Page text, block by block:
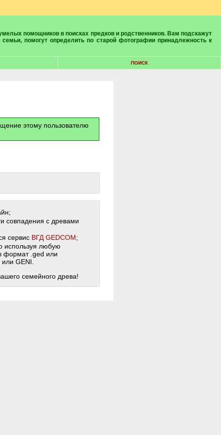
помогут определить по старой фотографии принадлежность к
ПОИСК
этому пользователю
совпадения с древами
сервис ВГД GEDCOM;
используя любую
формат .ged или
GENI.
семейного древа!